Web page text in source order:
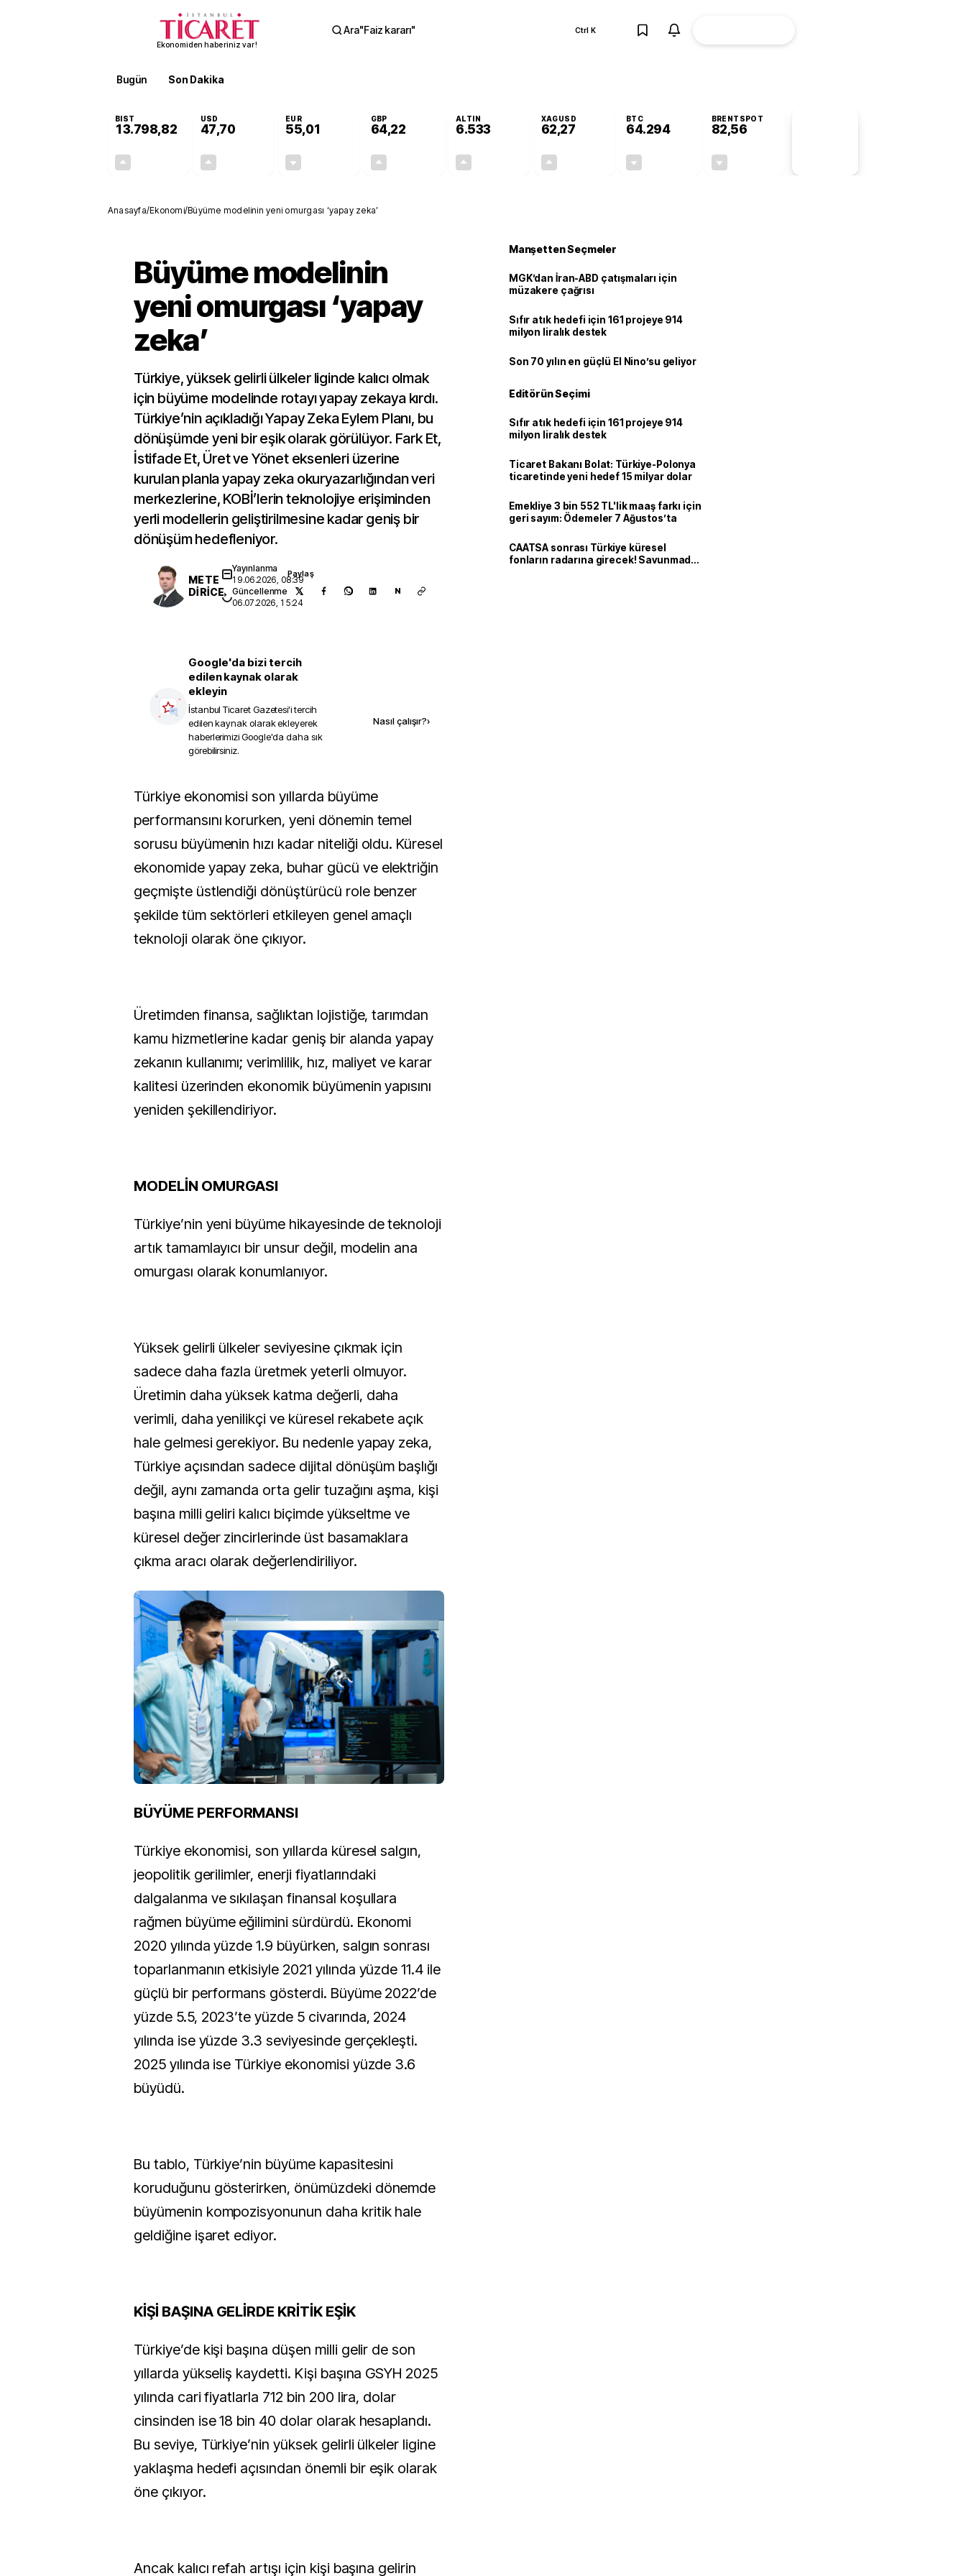
Ekonomiden haberiniz var!
Ara"Faiz kararı" Ctrl K
Bugün Son Dakika
BIST
13.798,82
USD
47,70
EUR
55,01
GBP
64,22
ALTIN
6.533
XAGUSD
62,27
BTC
64.294
BRENTSPOT
82,56
Anasayfa/Ekonomi/ Büyüme modelinin yeni omurgası ‘yapay zeka’
Büyüme modelinin
yeni omurgası ‘yapay
zeka’
Türkiye, yüksek gelirli ülkeler liginde kalıcı olmak
için büyüme modelinde rotayı yapay zekaya kırdı.
Türkiye’nin açıkladığı Yapay Zeka Eylem Planı, bu
dönüşümde yeni bir eşik olarak görülüyor. Fark Et,
İstifade Et, Üret ve Yönet eksenleri üzerine
kurulan planla yapay zeka okuryazarlığından veri
merkezlerine, KOBİ’lerin teknolojiye erişiminden
yerli modellerin geliştirilmesine kadar geniş bir
dönüşüm hedefleniyor.
METE
DİRİCE
Yayınlanma
19.06.2026, 08:39
Güncellenme
06.07.2026, 15:24
Paylaş
N
Google'da bizi tercih
edilen kaynak olarak
ekleyin
İstanbul Ticaret Gazetesi'i tercih
edilen kaynak olarak ekleyerek
haberlerimizi Google'da daha sık
görebilirsiniz.
Nasıl çalışır?›
Türkiye ekonomisi son yıllarda büyüme
performansını korurken, yeni dönemin temel
sorusu büyümenin hızı kadar niteliği oldu. Küresel
ekonomide yapay zeka, buhar gücü ve elektriğin
geçmişte üstlendiği dönüştürücü role benzer
şekilde tüm sektörleri etkileyen genel amaçlı
teknoloji olarak öne çıkıyor.
Üretimden finansa, sağlıktan lojistiğe, tarımdan
kamu hizmetlerine kadar geniş bir alanda yapay
zekanın kullanımı; verimlilik, hız, maliyet ve karar
kalitesi üzerinden ekonomik büyümenin yapısını
yeniden şekillendiriyor.
MODELİN OMURGASI
Türkiye’nin yeni büyüme hikayesinde de teknoloji
artık tamamlayıcı bir unsur değil, modelin ana
omurgası olarak konumlanıyor.
Yüksek gelirli ülkeler seviyesine çıkmak için
sadece daha fazla üretmek yeterli olmuyor.
Üretimin daha yüksek katma değerli, daha
verimli, daha yenilikçi ve küresel rekabete açık
hale gelmesi gerekiyor. Bu nedenle yapay zeka,
Türkiye açısından sadece dijital dönüşüm başlığı
değil, aynı zamanda orta gelir tuzağını aşma, kişi
başına milli geliri kalıcı biçimde yükseltme ve
küresel değer zincirlerinde üst basamaklara
çıkma aracı olarak değerlendiriliyor.
BÜYÜME PERFORMANSI
Türkiye ekonomisi, son yıllarda küresel salgın,
jeopolitik gerilimler, enerji fiyatlarındaki
dalgalanma ve sıkılaşan finansal koşullara
rağmen büyüme eğilimini sürdürdü. Ekonomi
2020 yılında yüzde 1.9 büyürken, salgın sonrası
toparlanmanın etkisiyle 2021 yılında yüzde 11.4 ile
güçlü bir performans gösterdi. Büyüme 2022’de
yüzde 5.5, 2023’te yüzde 5 civarında, 2024
yılında ise yüzde 3.3 seviyesinde gerçekleşti.
2025 yılında ise Türkiye ekonomisi yüzde 3.6
büyüdü.
Bu tablo, Türkiye’nin büyüme kapasitesini
koruduğunu gösterirken, önümüzdeki dönemde
büyümenin kompozisyonunun daha kritik hale
geldiğine işaret ediyor.
KİŞİ BAŞINA GELİRDE KRİTİK EŞİK
Türkiye’de kişi başına düşen milli gelir de son
yıllarda yükseliş kaydetti. Kişi başına GSYH 2025
yılında cari fiyatlarla 712 bin 200 lira, dolar
cinsinden ise 18 bin 40 dolar olarak hesaplandı.
Bu seviye, Türkiye’nin yüksek gelirli ülkeler ligine
yaklaşma hedefi açısından önemli bir eşik olarak
öne çıkıyor.
Ancak kalıcı refah artışı için kişi başına gelirin
Manşetten Seçmeler
MGK’dan İran-ABD çatışmaları için
müzakere çağrısı
Sıfır atık hedefi için 161 projeye 914
milyon liralık destek
Son 70 yılın en güçlü El Nino’su geliyor
Editörün Seçimi
Sıfır atık hedefi için 161 projeye 914
milyon liralık destek
Ticaret Bakanı Bolat: Türkiye-Polonya
ticaretinde yeni hedef 15 milyar dolar
Emekliye 3 bin 552 TL'lik maaş farkı için
geri sayım: Ödemeler 7 Ağustos’ta
CAATSA sonrası Türkiye küresel
fonların radarına girecek! Savunmadan